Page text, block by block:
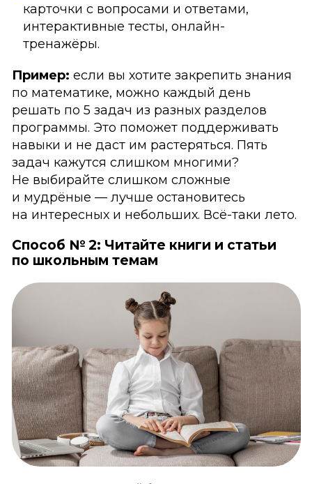
карточки с вопросами и ответами,
интерактивные тесты, онлайн-
тренажёры.
Пример: если вы хотите закрепить знания
по математике, можно каждый день
решать по 5 задач из разных разделов
программы. Это поможет поддерживать
навыки и не даст им растеряться. Пять
задач кажутся слишком многими?
Не выбирайте слишком сложные
и мудрёные — лучше остановитесь
на интересных и небольших. Всё-таки лето.
Способ № 2: Читайте книги и статьи
по школьным темам